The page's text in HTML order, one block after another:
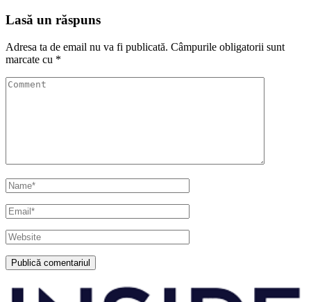
Lasă un răspuns
Adresa ta de email nu va fi publicată. Câmpurile obligatorii sunt
marcate cu *